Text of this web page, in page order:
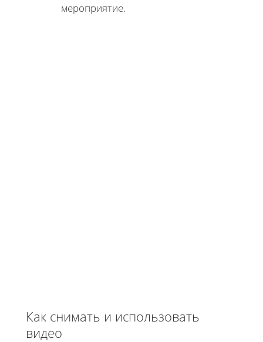
мероприятие.
Как снимать и использовать
видео